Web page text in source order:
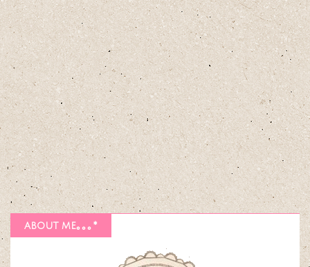
about me｡｡｡*